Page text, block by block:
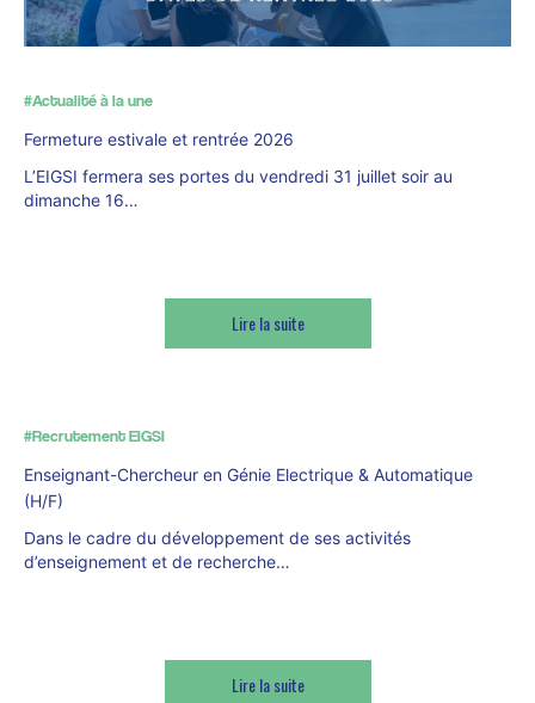
#Actualité à la une
Fermeture estivale et rentrée 2026
L’EIGSI fermera ses portes du vendredi 31 juillet soir au
dimanche 16…
Lire la suite
#Recrutement EIGSI
Enseignant-Chercheur en Génie Electrique & Automatique
(H/F)
Dans le cadre du développement de ses activités
d’enseignement et de recherche…
Lire la suite